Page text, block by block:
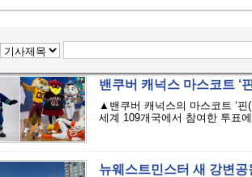
밴쿠버 캐넉스 마스코트 ‘
▲밴쿠버 캐넉스의 마스코트 ‘핀
세계 109개국에서 참여한 투표
뉴웨스트민스터 새 강변